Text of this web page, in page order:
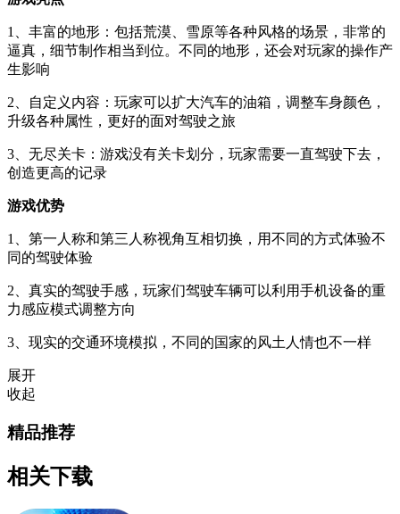
1、丰富的地形：包括荒漠、雪原等各种风格的场景，非常的
逼真，细节制作相当到位。不同的地形，还会对玩家的操作产
生影响
2、自定义内容：玩家可以扩大汽车的油箱，调整车身颜色，
升级各种属性，更好的面对驾驶之旅
3、无尽关卡：游戏没有关卡划分，玩家需要一直驾驶下去，
创造更高的记录
游戏优势
1、第一人称和第三人称视角互相切换，用不同的方式体验不
同的驾驶体验
2、真实的驾驶手感，玩家们驾驶车辆可以利用手机设备的重
力感应模式调整方向
3、现实的交通环境模拟，不同的国家的风土人情也不一样
展开
收起
精品推荐
相关下载